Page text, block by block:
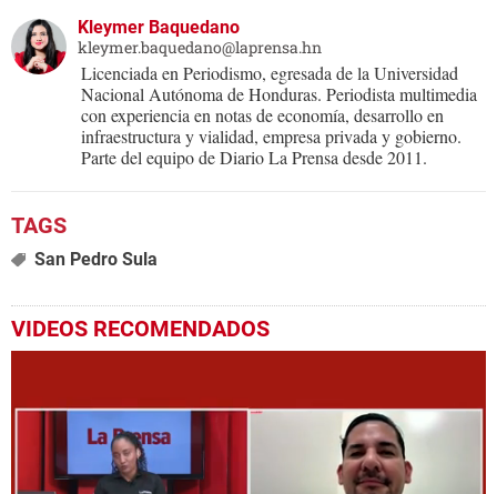
Kleymer Baquedano
kleymer.baquedano@laprensa.hn
Licenciada en Periodismo, egresada de la Universidad
Nacional Autónoma de Honduras. Periodista multimedia
con experiencia en notas de economía, desarrollo en
infraestructura y vialidad, empresa privada y gobierno.
Parte del equipo de Diario La Prensa desde 2011.
San Pedro Sula
VIDEOS RECOMENDADOS